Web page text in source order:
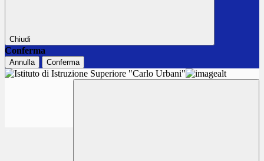
Chiudi
Conferma
Annulla Conferma